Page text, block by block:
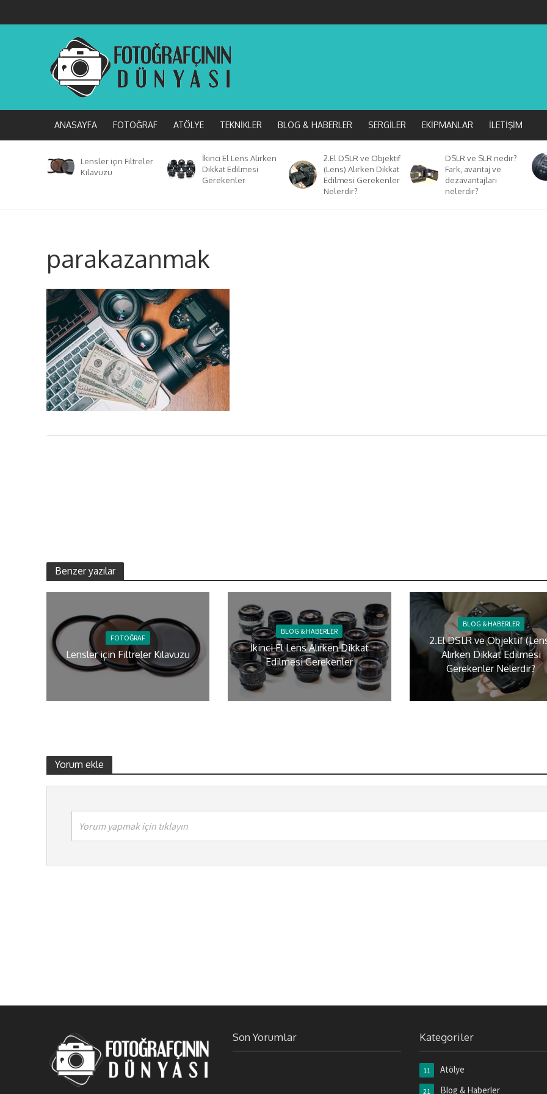
ANASAYFA FOTOĞRAF ATÖLYE TEKNIKLER BLOG & HABERLER SERGILER EKIPMANLAR İLETIŞIM
Lensler için Filtreler
Kılavuzu
İkinci El Lens Alırken
Dikkat Edilmesi
Gerekenler
2.El DSLR ve Objektif
(Lens) Alırken Dikkat
Edilmesi Gerekenler
Nelerdir?
DSLR ve SLR nedir?
Fark, avantaj ve
dezavantajları
nelerdir?
parakazanmak
Benzer yazılar
FOTOĞRAF
Lensler için Filtreler Kılavuzu
BLOG & HABERLER
İkinci El Lens Alırken Dikkat
Edilmesi Gerekenler
BLOG & HABERLER
2.El DSLR ve Objektif
Alırken Dikkat Edilmesi
Gerekenler Nelerdir?
Yorum ekle
Yorum yapmak için tıklayın
Son Yorumlar Kategoriler
Atölye
11
Blog & Haberler
21